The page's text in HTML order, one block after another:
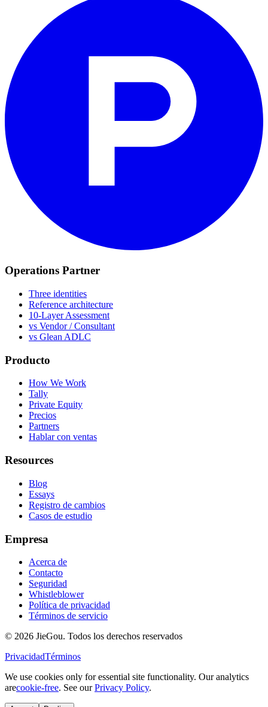
Operations Partner
Three identities
Reference architecture
10-Layer Assessment
vs Vendor / Consultant
vs Glean ADLC
Producto
How We Work
Tally
Private Equity
Precios
Partners
Hablar con ventas
Resources
Blog
Essays
Registro de cambios
Casos de estudio
Empresa
Acerca de
Contacto
Seguridad
Whistleblower
Política de privacidad
Términos de servicio
© 2026 JieGou. Todos los derechos reservados
PrivacidadTérminos
We use cookies only for essential site functionality. Our analytics
arecookie-free. See ourPrivacy Policy.